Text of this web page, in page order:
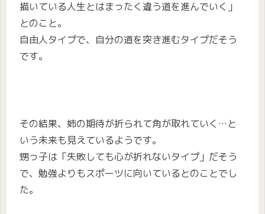
描いている人生とはまったく違う道を進んでいく」
とのこと。
自由人タイプで、自分の道を突き進むタイプだそう
です。
その結果、姉の期待が折られて角が取れていく…と
いう未来も見えているようです。
甥っ子は「失敗しても心が折れないタイプ」だそう
で、勉強よりもスポーツに向いているとのことでし
た。